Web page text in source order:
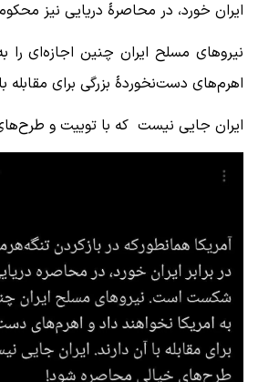
ایران خورد، در محاصرۀ دریایی نیز
نیروهای مسلح ایران چنین اجازه‌ای را
اهرم‌های دست‌نخوردۀ بزرگی برای مقابله
ایران جایی نیست که با توییت و